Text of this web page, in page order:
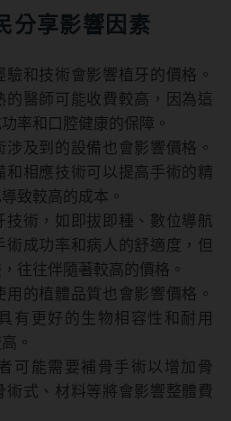
分享影響因素
和技術會影響植牙的價格。
的醫師可能收費較高，因為這
率和口腔健康的保障。
及到的設備也會影響價格。
和相應技術可以提高手術的精
致較高的成本。
技術，如即拔即種、數位導航
術成功率和病人的舒適度，但
往往伴隨著較高的價格。
的植體品質也會影響價格。
有更好的生物相容性和耐用
。
可能需要補骨手術以增加骨
術式、材料等將會影響整體費